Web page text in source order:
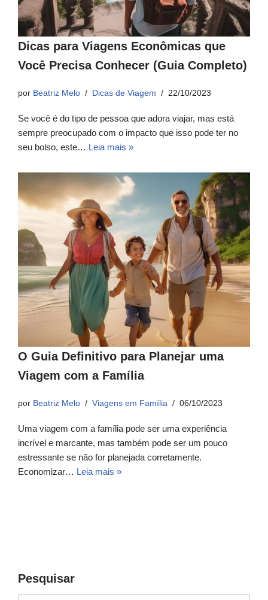
Dicas para Viagens Econômicas que
Você Precisa Conhecer (Guia Completo)
por Beatriz Melo Dicas de Viagem 22/10/2023
Se você é do tipo de pessoa que adora viajar, mas está
sempre preocupado com o impacto que isso pode ter no
seu bolso, este… Leia mais »
O Guia Definitivo para Planejar uma
Viagem com a Família
por Beatriz Melo Viagens em Família 06/10/2023
Uma viagem com a família pode ser uma experiência
incrível e marcante, mas também pode ser um pouco
estressante se não for planejada corretamente.
Economizar… Leia mais »
Pesquisar